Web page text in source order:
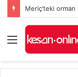
Meriç’teki orman
Menü